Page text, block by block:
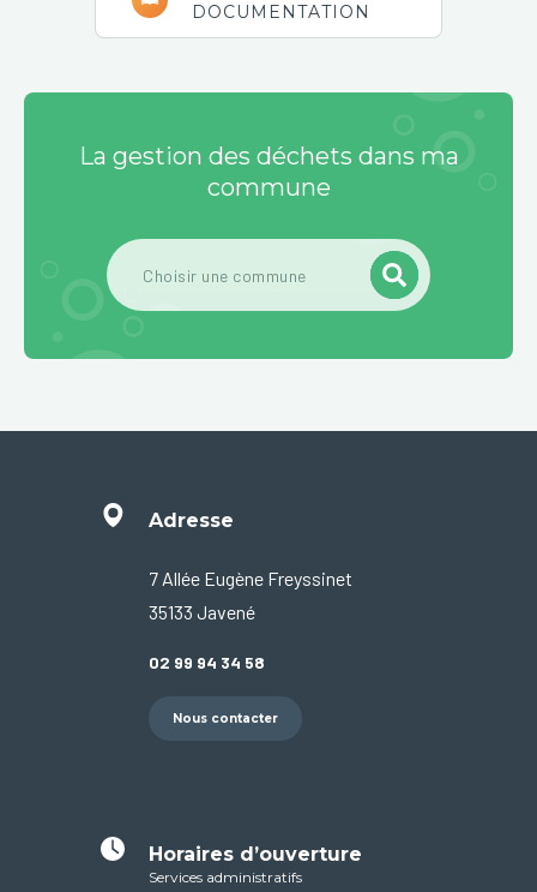
DOCUMENTATION
La gestion des déchets dans ma
commune
Adresse
7 Allée Eugène Freyssinet
35133 Javené
02 99 94 34 58
Nous contacter
Horaires d’ouverture
Services administratifs